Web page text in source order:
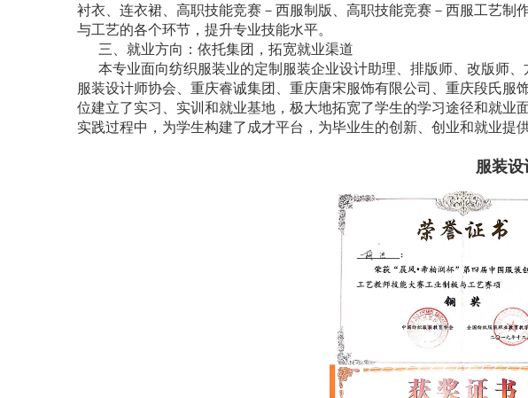
衬衣、连衣裙、高职技能竞赛－西服制版、高职技能竞赛－西服工艺
与工艺的各个环节，提升专业技能水平。
三、就业方向：依托集团，拓宽就业渠道
本专业面向纺织服装业的定制服装企业设计助理、排版师、改版师
服装设计师协会、重庆睿诚集团、重庆唐宋服饰有限公司、重庆段氏
位建立了实习、实训和就业基地，极大地拓宽了学生的学习途径和就
实践过程中，为学生构建了成才平台，为毕业生的创新、创业和就业提
服装